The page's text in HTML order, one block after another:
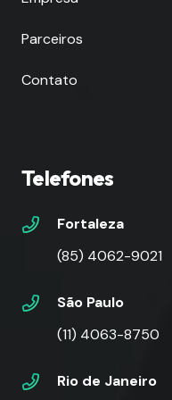
Parceiros
Contato
Telefones
Fortaleza
(85) 4062-9021
São Paulo
(11) 4063-8750
Rio de Janeiro